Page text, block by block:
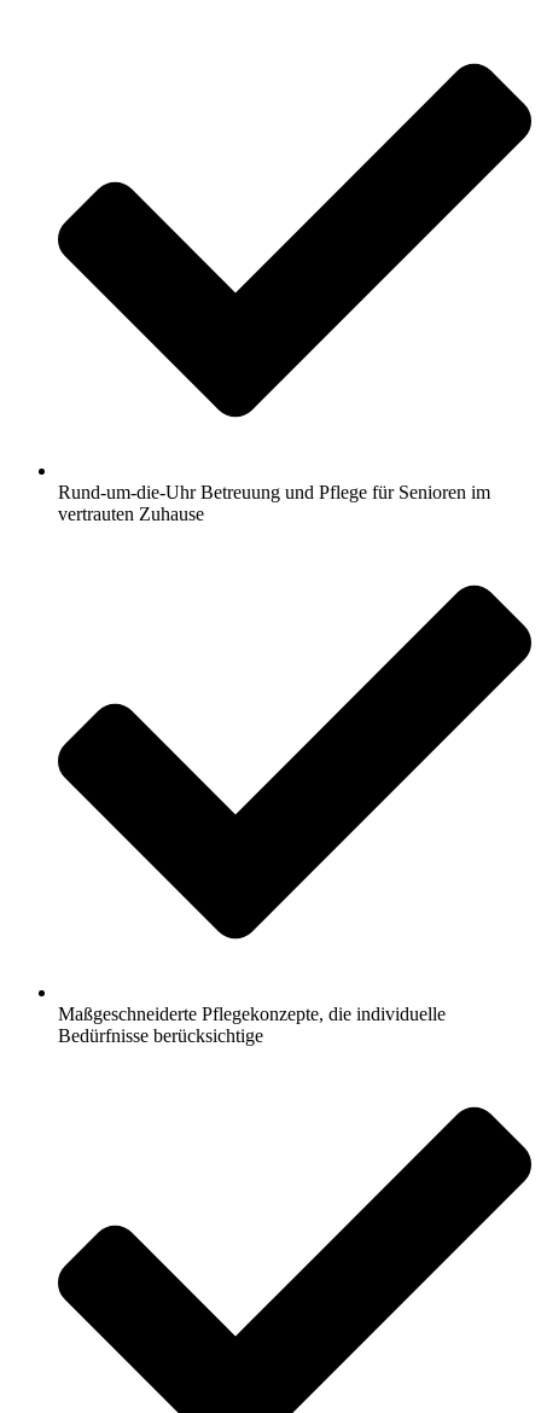
Rund-um-die-Uhr Betreuung und Pflege für Senioren im
vertrauten Zuhause
Maßgeschneiderte Pflegekonzepte, die individuelle
Bedürfnisse berücksichtige